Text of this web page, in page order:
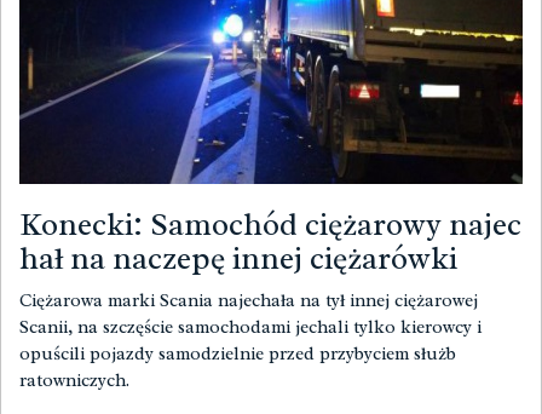
Konecki: Samochód ciężarowy najec
hał na naczepę innej ciężarówki
Ciężarowa marki Scania najechała na tył innej ciężarowej
Scanii, na szczęście samochodami jechali tylko kierowcy i
opuścili pojazdy samodzielnie przed przybyciem służb
ratowniczych.